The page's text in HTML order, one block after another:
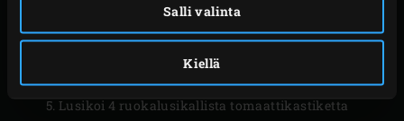
Salli valinta
Kiellä
työtasolla olevissa jauhoissa. Kun kaulitset
taikinaa, käännä sitä koko ajan neljänneskierros,
jotta saat siitä kauniin pyöreän. Muotoile käsin
pizzapohjan reunat hieman pohjaa paksummaksi.
Lusikoi 4 ruokalusikallista tomaattikastiketta